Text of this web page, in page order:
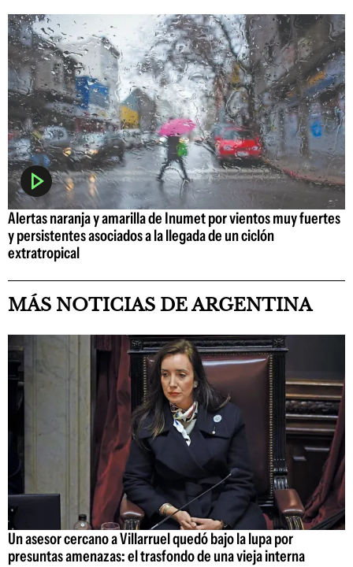
Alertas naranja y amarilla de Inumet por vientos muy fuertes
y persistentes asociados a la llegada de un ciclón
extratropical
MÁS NOTICIAS DE ARGENTINA
Un asesor cercano a Villarruel quedó bajo la lupa por
presuntas amenazas: el trasfondo de una vieja interna